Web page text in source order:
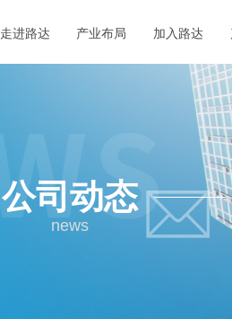
走进路达 产业布局 加入路达
公司动态
news